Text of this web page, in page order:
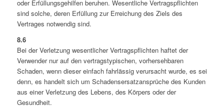
oder Erfüllungsgehilfen beruhen. Wesentliche Vertragspflichten
sind solche, deren Erfüllung zur Erreichung des Ziels des
Vertrages notwendig sind.
8.6
Bei der Verletzung wesentlicher Vertragspflichten haftet der
Verwender nur auf den vertragstypischen, vorhersehbaren
Schaden, wenn dieser einfach fahrlässig verursacht wurde, es sei
denn, es handelt sich um Schadensersatzansprüche des Kunden
aus einer Verletzung des Lebens, des Körpers oder der
Gesundheit.